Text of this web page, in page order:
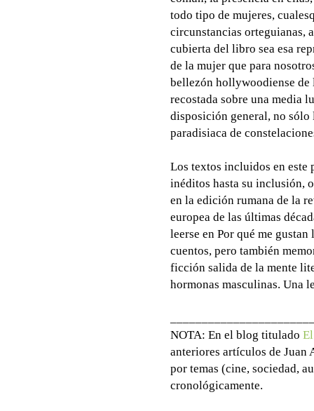
todo tipo de mujeres,
circunstancias orteguianas,
cubierta del libro sea esa
de la mujer que para
bellezón hollywoodiense de
recostada sobre una media
disposición general, no sólo
paradisiaca de
Los textos incluidos en este
inéditos hasta su inclusión,
en la edición rumana de la
europea de las últimas
leerse en Por qué me
cuentos, pero también
ficción salida de la mente
hormonas masculinas. Una
NOTA: En el blog titulado
anteriores artículos de Juan
por temas (cine, sociedad,
cronológicamente.